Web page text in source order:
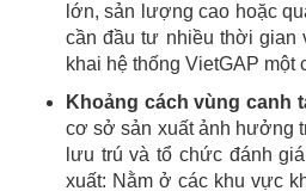
lớn, sản lượng cao hoặc
cần đầu tư nhiều thời gian
khai hệ thống VietGAP một
Khoảng cách vùng canh
cơ sở sản xuất ảnh hưởng
lưu trú và tổ chức đánh
xuất: Nằm ở các khu vực